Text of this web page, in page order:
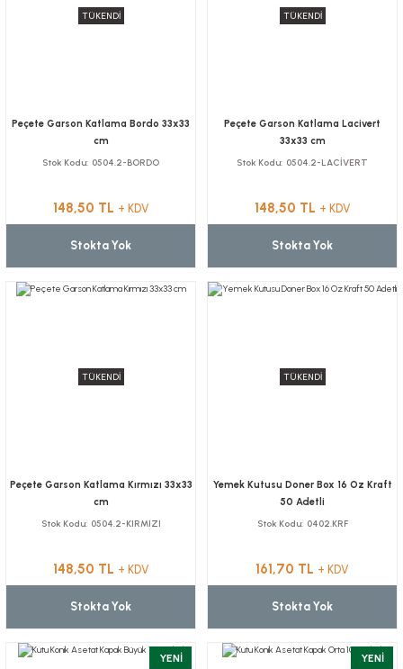
TÜKENDİ
Peçete Garson Katlama Bordo 33x33
cm
Stok Kodu 0504.2-BORDO
148,50 TL + KDV
Stokta Yok
TÜKENDİ
Peçete Garson Katlama Lacivert
33x33 cm
Stok Kodu 0504.2-LACİVERT
148,50 TL + KDV
Stokta Yok
TÜKENDİ
Peçete Garson Katlama Kırmızı 33x33
cm
Stok Kodu 0504.2-KIRMIZI
148,50 TL + KDV
Stokta Yok
TÜKENDİ
Yemek Kutusu Doner Box 16 Oz Kraft
50 Adetli
Stok Kodu 0402.KRF
161,70 TL + KDV
Stokta Yok
YENİ YENİ